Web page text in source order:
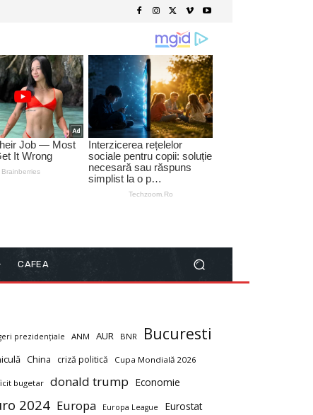
CAFEA
prezidențiale ANM AUR BNR Bucuresti
China criză politică Cupa Mondială 2026
bugetar donald trump Economie
2024 Europa Europa League Eurostat